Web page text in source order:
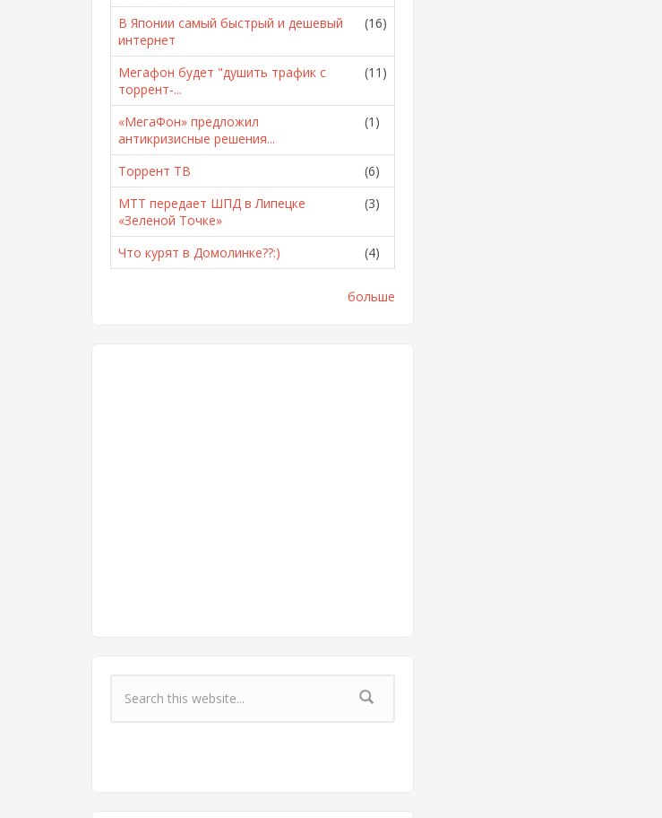
В Японии самый быстрый и дешевый
интернет
(16)
Мегафон будет "душить трафик с
торрент-...
(11)
«МегаФон» предложил
антикризисные решения...
(1)
Торрент ТВ
(6)
МТТ передает ШПД в Липецке
«Зеленой Точке»
(3)
Что курят в Домолинке??:) (4)
больше
Форма поиска